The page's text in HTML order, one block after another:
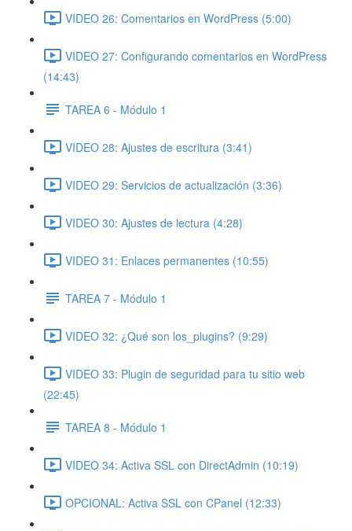
VIDEO 26: Comentarios en WordPress (5:00)
VIDEO 27: Configurando comentarios en WordPress
(14:43)
TAREA 6 - Módulo 1
VIDEO 28: Ajustes de escritura (3:41)
VIDEO 29: Servicios de actualización (3:36)
VIDEO 30: Ajustes de lectura (4:28)
VIDEO 31: Enlaces permanentes (10:55)
TAREA 7 - Módulo 1
VIDEO 32: ¿Qué son los_plugins? (9:29)
VIDEO 33: Plugin de seguridad para tu sitio web
(22:45)
TAREA 8 - Módulo 1
VIDEO 34: Activa SSL con DirectAdmin (10:19)
OPCIONAL: Activa SSL con CPanel (12:33)